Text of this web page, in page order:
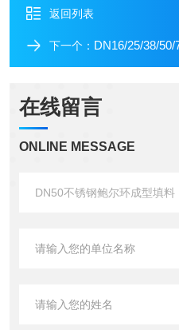
返回列表
下一个： DN16/25/38/
在线留言
ONLINE MESSAGE